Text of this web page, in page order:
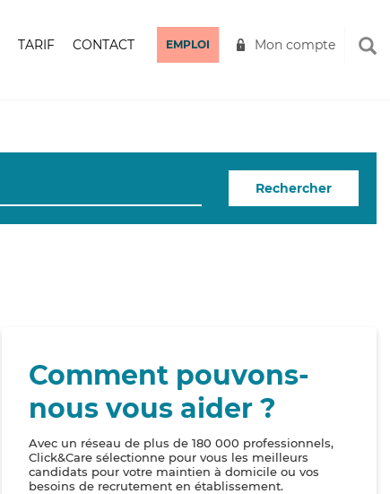
TARIF CONTACT EMPLOI Mon compte
Rechercher
Comment pouvons-
nous vous aider ?
Avec un réseau de plus de 180 000 professionnels,
Click&Care sélectionne pour vous les meilleurs
candidats pour votre maintien à domicile ou vos
besoins de recrutement en établissement.